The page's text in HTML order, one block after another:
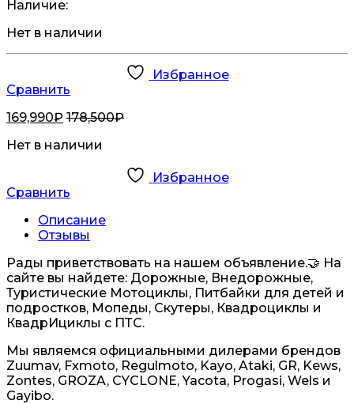
Наличие:
Нет в наличии
Избранное
Сравнить
169,990₽ 178,500₽
Нет в наличии
Избранное
Сравнить
Описание
Отзывы
Рады приветствовать на нашем объявление.🤝 На
сайте вы найдете: Дорожные, Внедорожные,
Туристические Мотоциклы, Питбайки для детей и
подростков, Мопеды, Скутеры, Квадроциклы и
КвадрИциклы с ПТС.
Мы являемся официальными дилерами брендов
Zuumav, Fxmoto, Regulmoto, Kayo, Ataki, GR, Kews,
Zontes, GROZA, CYCLONE, Yacota, Progasi, Wels и
Gayibo.